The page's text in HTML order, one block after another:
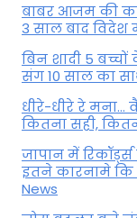
बाबर आजम की
3 साल बाद विदेश
बिन शादी 5 बच्चों
संग 10 साल का
धीरे-धीरे रे मना…
कितना सही,
जापान में
इतने कारनामे कि
News